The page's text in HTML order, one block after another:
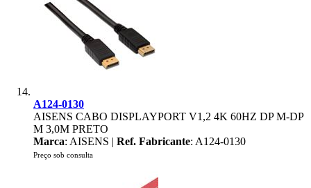
A124-0130
AISENS CABO DISPLAYPORT V1,2 4K 60HZ DP M-DP
M 3,0M PRETO
Marca: AISENS | Ref. Fabricante: A124-0130
Preço sob consulta